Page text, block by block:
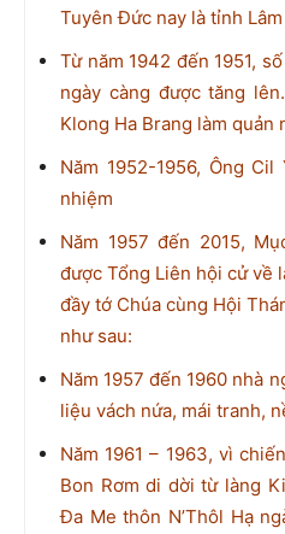
Tuyên Đức nay là tỉnh
Từ năm 1942 đến 1951,
ngày càng được tăng
Klong Ha Brang làm quản
Năm 1952-1956, Ông
nhiệm
Năm 1957 đến 2015,
được Tổng Liên hội cử về
đầy tớ Chúa cùng Hội
như sau:
Năm 1957 đến 1960 nhà
liệu vách nứa, mái tranh,
Năm 1961 – 1963, vì
Bon Rơm di dời từ làng
Đa Me thôn N’Thôl Hạ